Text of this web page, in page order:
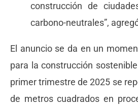
construcción de
carbono-neutrales”,
El anuncio se da en un
para la construcción
primer trimestre de 2025 se
de metros cuadrados en